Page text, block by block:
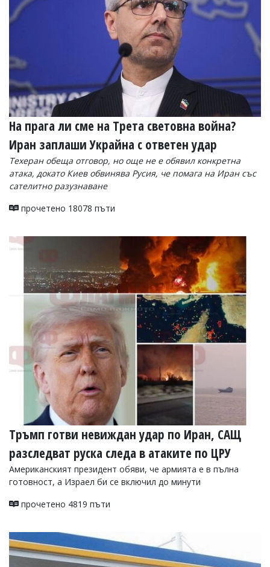
На прага ли сме на Трета световна война?
Иран заплаши Украйна с ответен удар
Техеран обеща отговор, но още не е обявил конкретна
атака, докато Киев обвинява Русия, че помага на Иран със
сателитно разузнаване
прочетено 18078 пъти
Тръмп готви невиждан удар по Иран, САЩ
разследват руска следа в атаките по ЦРУ
Американският президент обяви, че армията е в пълна
готовност, а Израел би се включил до минути
прочетено 4819 пъти